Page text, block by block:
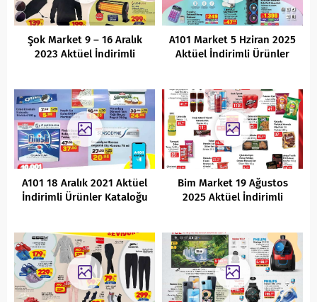
Şok Market 9 – 16 Aralık
2023 Aktüel İndirimli
A101 Market 5 Hziran 2025
Aktüel İndirimli Ürünler
A101 18 Aralık 2021 Aktüel
İndirimli Ürünler Kataloğu
Bim Market 19 Ağustos
2025 Aktüel İndirimli